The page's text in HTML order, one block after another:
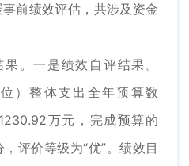
前绩效评估，共涉及资金
一是绩效自评结果。
）整体支出全年预算数
万元，完成预算的
评价等级为“优”。绩效目